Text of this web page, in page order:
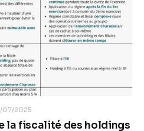
07/2025
la fiscalité des holdings